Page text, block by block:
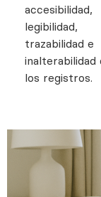
accesibilidad,
legibilidad,
trazabilidad e
inalterabilidad
los registros.